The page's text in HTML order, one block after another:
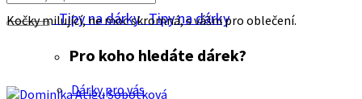
Tipy na dárkyTipy na dárky
Pro koho hledáte dárek?
Dárky pro vás
Kočky milující, ne moc skromná, s vášni pro oblečení.